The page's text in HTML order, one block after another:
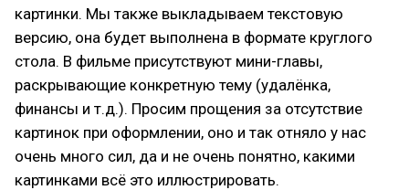
картинки. Мы также выкладываем текстовую
версию, она будет выполнена в формате круглого
стола. В фильме присутствуют мини-главы,
раскрывающие конкретную тему (удалёнка,
финансы и т.д.). Просим прощения за отсутствие
картинок при оформлении, оно и так отняло у нас
очень много сил, да и не очень понятно, какими
картинками всё это иллюстрировать.